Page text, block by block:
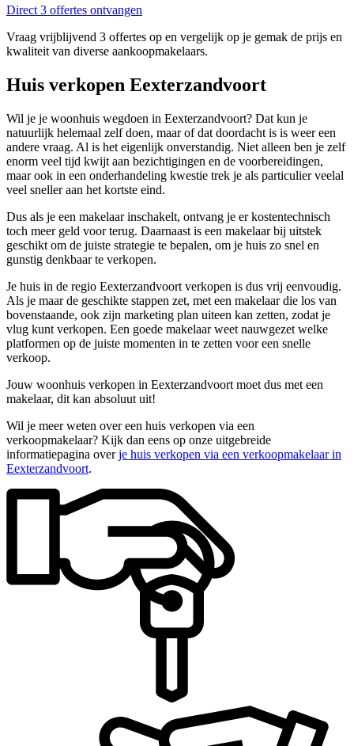
Direct 3 offertes ontvangen
Vraag vrijblijvend 3 offertes op en vergelijk op je gemak de prijs en
kwaliteit van diverse aankoopmakelaars.
Huis verkopen Eexterzandvoort
Wil je je woonhuis wegdoen in Eexterzandvoort? Dat kun je
natuurlijk helemaal zelf doen, maar of dat doordacht is is weer een
andere vraag. Al is het eigenlijk onverstandig. Niet alleen ben je zelf
enorm veel tijd kwijt aan bezichtigingen en de voorbereidingen,
maar ook in een onderhandeling kwestie trek je als particulier veelal
veel sneller aan het kortste eind.
Dus als je een makelaar inschakelt, ontvang je er kostentechnisch
toch meer geld voor terug. Daarnaast is een makelaar bij uitstek
geschikt om de juiste strategie te bepalen, om je huis zo snel en
gunstig denkbaar te verkopen.
Je huis in de regio Eexterzandvoort verkopen is dus vrij eenvoudig.
Als je maar de geschikte stappen zet, met een makelaar die los van
bovenstaande, ook zijn marketing plan uiteen kan zetten, zodat je
vlug kunt verkopen. Een goede makelaar weet nauwgezet welke
platformen op de juiste momenten in te zetten voor een snelle
verkoop.
Jouw woonhuis verkopen in Eexterzandvoort moet dus met een
makelaar, dit kan absoluut uit!
Wil je meer weten over een huis verkopen via een
verkoopmakelaar? Kijk dan eens op onze uitgebreide
informatiepagina overje huis verkopen via een verkoopmakelaar in
Eexterzandvoort.